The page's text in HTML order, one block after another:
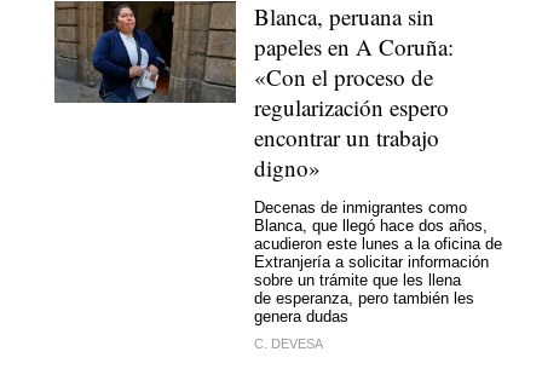
Blanca, peruana sin
papeles en A Coruña:
«Con el proceso de
regularización espero
encontrar un trabajo
digno»
Decenas de inmigrantes como
Blanca, que llegó hace dos años,
acudieron este lunes a la oficina de
Extranjería a solicitar información
sobre un trámite que les llena
de esperanza, pero también les
genera dudas
C. DEVESA